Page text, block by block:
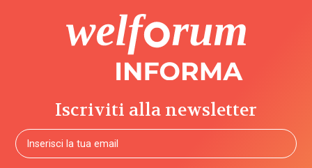
Iscriviti alla newsletter